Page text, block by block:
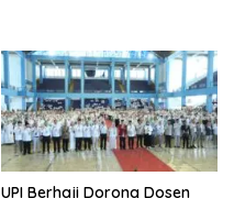
UPI Berhaji Dorong Dosen